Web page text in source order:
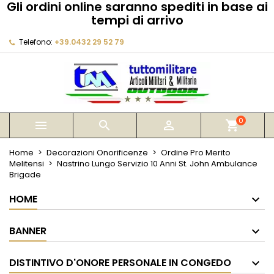
Gli ordini online saranno spediti in base ai
tempi di arrivo
Telefono: +39.0432 29 52 79
   shopping_cart0
Home Decorazioni Onorificenze
Ordine Pro Merito
Melitensi
Nastrino Lungo Servizio 10 Anni St. John Ambulance
Brigade
HOME
BANNER
DISTINTIVO D'ONORE PERSONALE IN CONGEDO
My wishlists
add_circle_outline Create new list
Crea lista dei desideri
Annulla Crea lista dei desideri
Devi avere effettuato l'accesso per salvare dei
prodotti nella tua lista dei desideri.
Annulla